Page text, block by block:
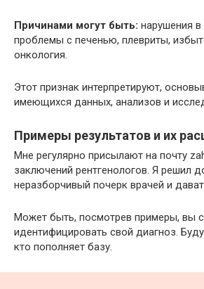
Причинами могут быть: нарушения
проблемы с печенью, плевриты,
онкология.
Этот признак интерпретируют,
имеющихся данных, анализов и
Примеры результатов и их
Мне регулярно присылают на почту
заключений рентгенологов. Я решил
неразборчивый почерк врачей и
Может быть, посмотрев примеры, вы
идентифицировать свой диагноз.
кто пополняет базу.